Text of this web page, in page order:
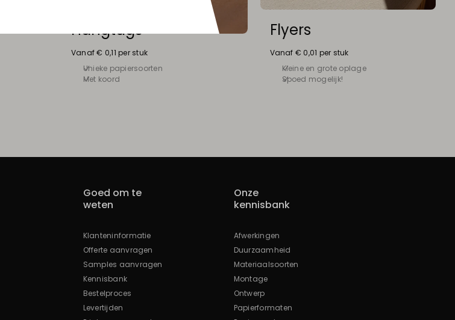
Hangtags
Vanaf € 0,11 per stuk
Unieke papiersoorten
Met koord
Flyers
Vanaf € 0,01 per stuk
Kleine en grote oplage
Spoed mogelijk!
Goed om te
weten
Klanteninformatie
Offerte aanvragen
Samples aanvragen
Kennisbank
Bestelproces
Levertijden
Onze
kennisbank
Afwerkingen
Duurzaamheid
Materiaalsoorten
Montage
Ontwerp
Papierformaten